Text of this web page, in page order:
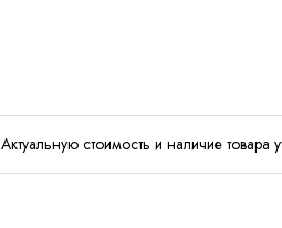
Актуальную стоимость и наличие товара